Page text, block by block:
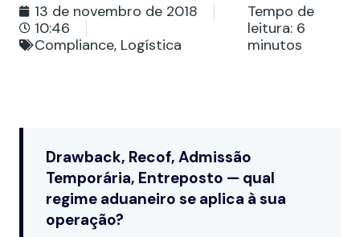
13 de novembro de 2018
10:46
Compliance, Logística
Tempo de
leitura: 6
minutos
Drawback, Recof, Admissão
Temporária, Entreposto — qual
regime aduaneiro se aplica à sua
operação?